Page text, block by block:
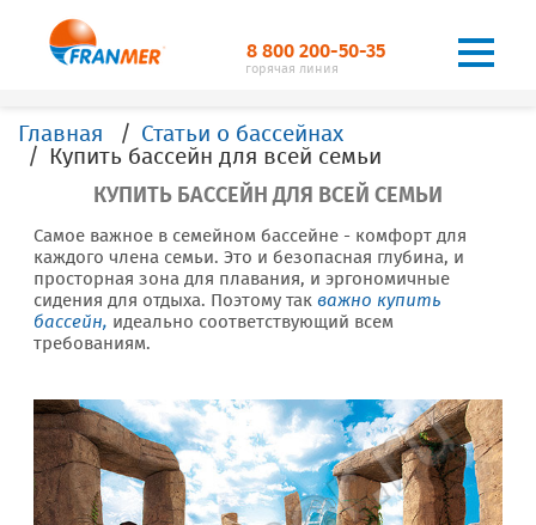
8 800 200-50-35
горячая линия
Главная
Статьи о бассейнах
Купить бассейн для всей семьи
КУПИТЬ БАССЕЙН ДЛЯ ВСЕЙ СЕМЬИ
Самое важное в семейном бассейне - комфорт для
каждого члена семьи. Это и безопасная глубина, и
просторная зона для плавания, и эргономичные
сидения для отдыха. Поэтому так важно купить
бассейн, идеально соответствующий всем
требованиям.